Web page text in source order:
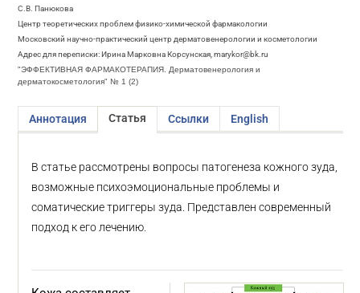
С.В. Панюкова
Центр теоретических проблем физико-химической фармакологии
Московский научно-практический центр дерматовенерологии и косметологии
Адрес для переписки: Ирина Марковна Корсунская, marykor@bk.ru
"ЭФФЕКТИВНАЯ ФАРМАКОТЕРАПИЯ. Дерматовенерология и
дерматокосметология" № 1 (2)
Аннотация Статья Ссылки English
В статье рассмотрены вопросы патогенеза кожного зуда,
возможные психоэмоциональные проблемы и
соматические триггеры зуда. Представлен современный
подход к его лечению.